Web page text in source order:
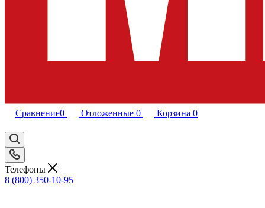
Сравнение0 Отложенные 0 Корзина 0
Телефоны
8 (800) 350-10-95